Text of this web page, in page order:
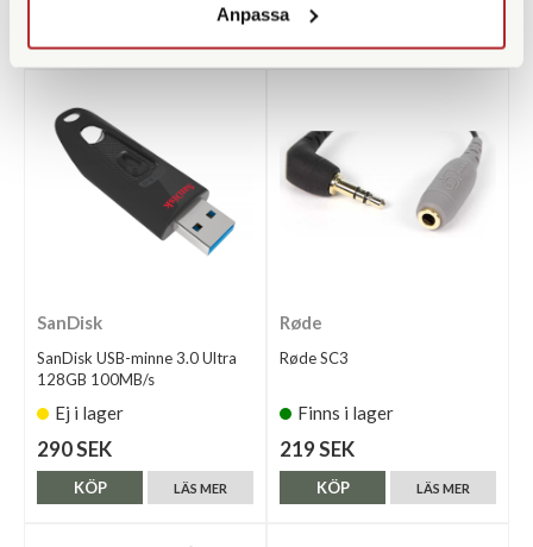
Anpassa
SanDisk
SanDisk USB-minne 3.0 Ultra
128GB 100MB/s
Ej i lager
290 SEK
LÄS MER
KÖP
Røde
Røde SC3
Finns i lager
219 SEK
LÄS MER
KÖP